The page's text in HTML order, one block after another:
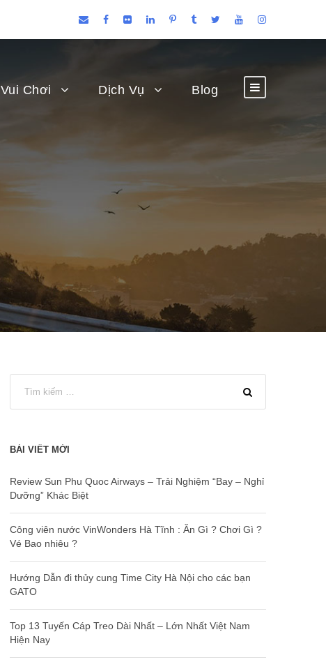
Chơi Dịch Vụ Blog
BÀI VIẾT MỚI
Review Sun Phu Quoc Airways – Trải Nghiệm “Bay – Nghỉ
Dưỡng” Khác Biệt
Công viên nước VinWonders Hà Tĩnh : Ăn Gì ? Chơi Gì ?
Vé Bao nhiêu ?
Hướng Dẫn đi thủy cung Time City Hà Nội cho các bạn
GATO
Top 13 Tuyến Cáp Treo Dài Nhất – Lớn Nhất Việt Nam
Hiện Nay